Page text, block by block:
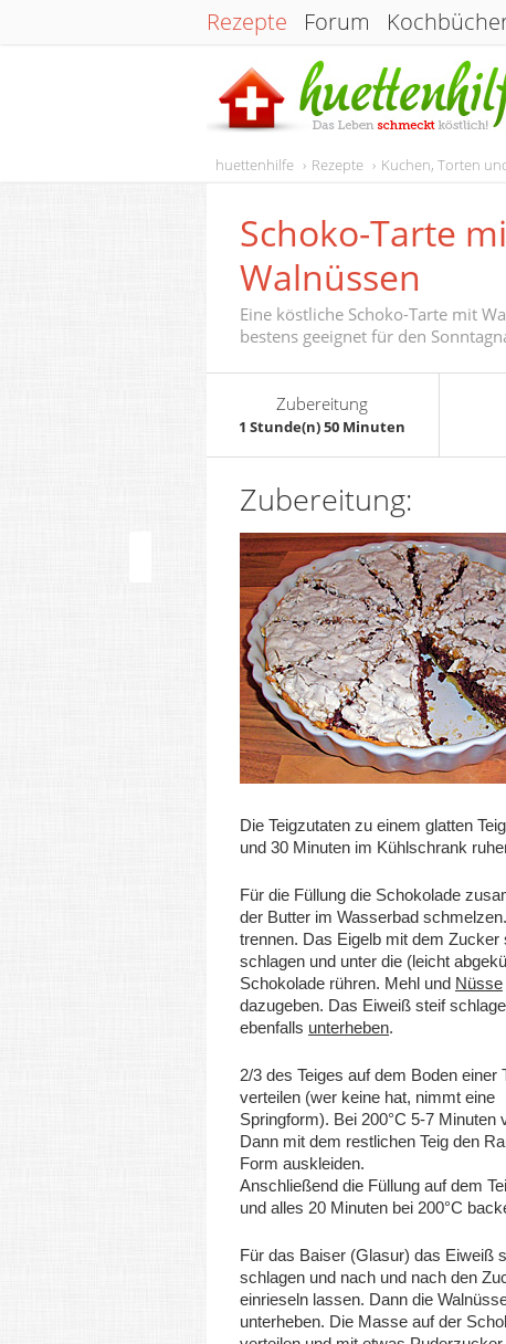
Rezepte Forum
huettenhilfe Rezepte Kuchen, Torten
Schoko-Tarte
Walnüssen
Eine köstliche Schoko-Tarte mit
bestens geeignet für den
Zubereitung
1 Stunde(n) 50 Minuten
Zubereitung:
Die Teigzutaten zu einem glatten
und 30 Minuten im Kühlschrank
Für die Füllung die Schokolade
der Butter im Wasserbad
trennen. Das Eigelb mit dem Zucker
schlagen und unter die (leicht
Schokolade rühren. Mehl und Nüsse
dazugeben. Das Eiweiß steif
ebenfalls unterheben.
2/3 des Teiges auf dem Boden einer
verteilen (wer keine hat, nimmt eine
Springform). Bei 200°C 5-7 Minuten
Dann mit dem restlichen Teig den
Form auskleiden.
Anschließend die Füllung auf dem
und alles 20 Minuten bei 200°C
Für das Baiser (Glasur) das Eiweiß
schlagen und nach und nach den
einrieseln lassen. Dann die
unterheben. Die Masse auf der